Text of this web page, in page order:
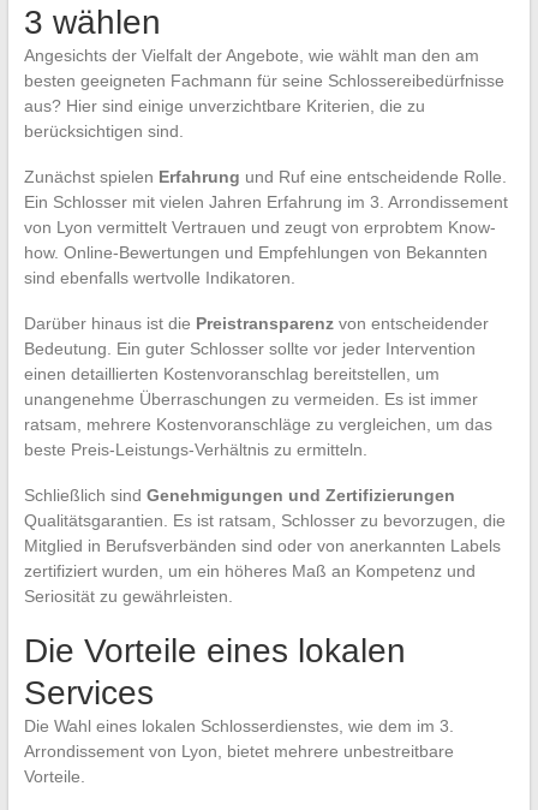
3 wählen
Angesichts der Vielfalt der Angebote, wie wählt man den am
besten geeigneten Fachmann für seine Schlossereibedürfnisse
aus? Hier sind einige unverzichtbare Kriterien, die zu
berücksichtigen sind.
Zunächst spielen Erfahrung und Ruf eine entscheidende Rolle.
Ein Schlosser mit vielen Jahren Erfahrung im 3. Arrondissement
von Lyon vermittelt Vertrauen und zeugt von erprobtem Know-
how. Online-Bewertungen und Empfehlungen von Bekannten
sind ebenfalls wertvolle Indikatoren.
Darüber hinaus ist die Preistransparenzvon entscheidender
Bedeutung. Ein guter Schlosser sollte vor jeder Intervention
einen detaillierten Kostenvoranschlag bereitstellen, um
unangenehme Überraschungen zu vermeiden. Es ist immer
ratsam, mehrere Kostenvoranschläge zu vergleichen, um das
beste Preis-Leistungs-Verhältnis zu ermitteln.
Schließlich sind Genehmigungen und Zertifizierungen
Qualitätsgarantien. Es ist ratsam, Schlosser zu bevorzugen, die
Mitglied in Berufsverbänden sind oder von anerkannten Labels
zertifiziert wurden, um ein höheres Maß an Kompetenz und
Seriosität zu gewährleisten.
Die Vorteile eines lokalen
Services
Die Wahl eines lokalen Schlosserdienstes, wie dem im 3.
Arrondissement von Lyon, bietet mehrere unbestreitbare
Vorteile.